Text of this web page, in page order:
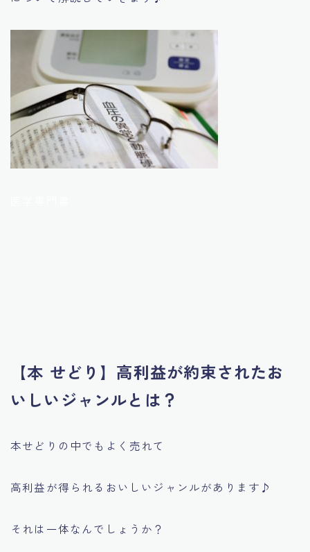
【本 せどり】高利益が約束されたお
いしいジャンルとは？
本せどりの中でもよく売れて
高利益が得られるおいしいジャンルがあります♪
それは一体なんでしょうか？